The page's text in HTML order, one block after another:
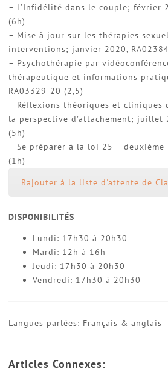
– L’Infidélité dans le couple; février
(6h)
– Mise à jour sur les thérapies
interventions; janvier 2020,
– Psychothérapie par
thérapeutique et informations
RA03329-20 (2,5)
– Réflexions théoriques et cliniques
la perspective d’attachement; juillet
(5h)
– Se préparer à la loi 25 –
(1h)
Rajouter à la liste d'attente de
DISPONIBILITÉS
Lundi: 17h30 à 20h30
Mardi: 12h à 16h
Jeudi: 17h30 à 20h30
Vendredi: 17h30 à 20h30
Langues parlées: Français & anglais
Articles Connexes: